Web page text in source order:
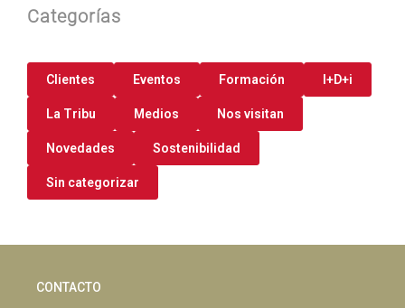
Categorías
Clientes Eventos Formación I+D+i
La Tribu Medios Nos visitan
Novedades Sostenibilidad
Sin categorizar
CONTACTO